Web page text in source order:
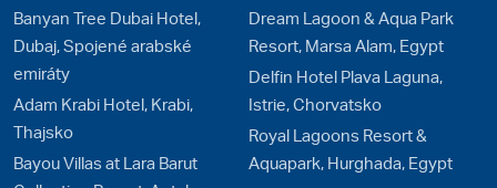
Banyan Tree Dubai Hotel,
Dubaj, Spojené arabské
emiráty
Adam Krabi Hotel, Krabi,
Thajsko
Bayou Villas at Lara Barut
Dream Lagoon & Aqua Park
Resort, Marsa Alam, Egypt
Delfin Hotel Plava Laguna,
Istrie, Chorvatsko
Royal Lagoons Resort &
Aquapark, Hurghada, Egypt